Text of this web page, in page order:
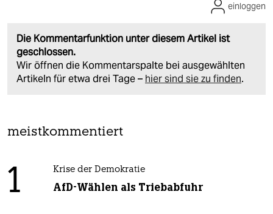
Die Kommentarfunktion unter diesem Artikel ist
geschlossen.
Wir öffnen die Kommentarspalte bei ausgewählten
Artikeln für etwa drei Tage – hier sind sie zu finden.
einloggen
meistkommentiert
1 Krise der Demokratie
AfD-Wählen als Triebabfuhr